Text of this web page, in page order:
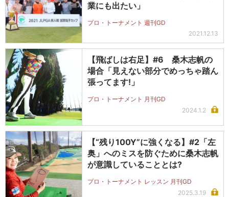
業にも出たい」
プロ・トーナメント 週刊GD
2021.12.13
【飛ばしは右足】#6 桑木志帆の
場合「見えない部分でめっちゃ踏ん
張ってます!」
プロ・トーナメント 月刊GD
2024.1.2
【“残り100Y”に強くなる】#2「左
奥」へのミスを防ぐために桑木志帆
が意識していることとは?
プロ・トーナメント レッスン 月刊GD
2025.3.19